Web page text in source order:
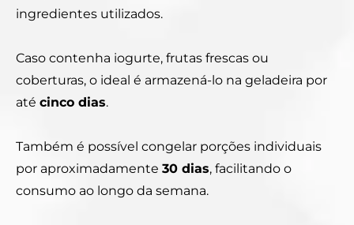
ingredientes utilizados.
Caso contenha iogurte, frutas frescas ou
coberturas, o ideal é armazená-lo na geladeira por
até cinco dias.
Também é possível congelar porções individuais
por aproximadamente 30 dias, facilitando o
consumo ao longo da semana.